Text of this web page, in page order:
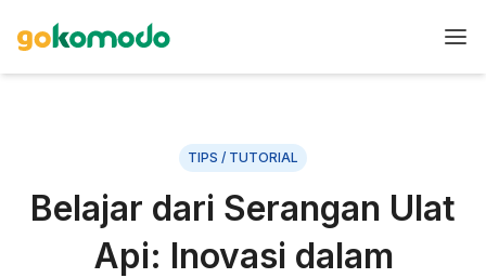
TIPS / TUTORIAL
Belajar dari Serangan Ulat
Api: Inovasi dalam